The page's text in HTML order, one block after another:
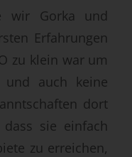
wir Gorka und
Erfahrungen
zu klein war um
auch keine
dort
sie einfach
zu erreichen,